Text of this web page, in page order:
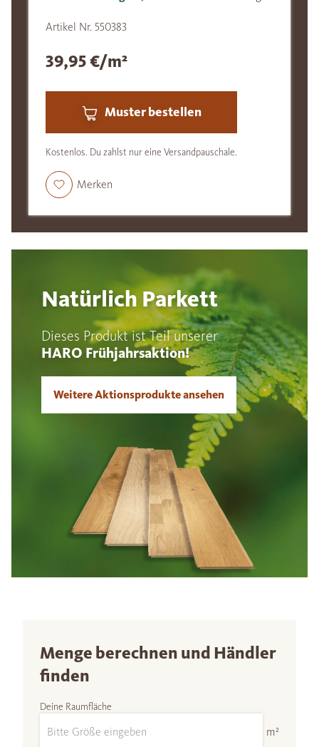
Artikel Nr. 550383
39,95 €/m²
Muster bestellen
Kostenlos. Du zahlst nur eine Versandpauschale.
Merken
Natürlich Parkett
Dieses Produkt ist Teil unserer
HARO Frühjahrsaktion!
Weitere Aktionsprodukte ansehen
Menge berechnen und Händler
finden
Deine Raumfläche
m²